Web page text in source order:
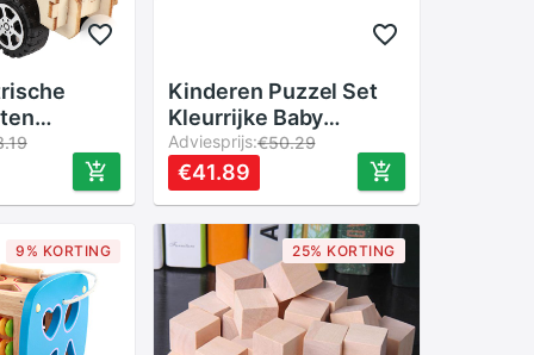
student
model
Kinderen Puzzel Set
Kleurrijke Baby
Onderwijs Houten
Speelgoed Kinderen
Leren Ontwikkeling
Speelgoed 155
Blokken
Adviesprijs:€50.29
€41.89
9% KORTING 25% KORTING